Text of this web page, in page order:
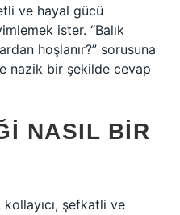
ve hayal gücü
ister. “Balık
hoşlanır?” sorusuna
nazik bir şekilde cevap
NASIL BIR
şefkatli ve